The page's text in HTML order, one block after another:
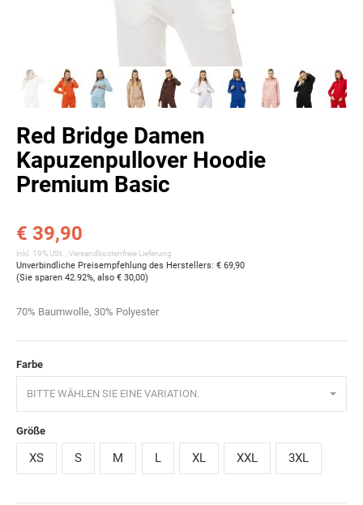
Red Bridge Damen
Kapuzenpullover Hoodie
Premium Basic
€ 39,90
inkl. 19% USt. , Versandkostenfreie Lieferung
Unverbindliche Preisempfehlung des Herstellers: € 69,90
(Sie sparen 42.92%, also € 30,00)
70% Baumwolle, 30% Polyester
Farbe
BITTE WÄHLEN SIE EINE VARIATION.
Größe
XS S M L XL XXL 3XL